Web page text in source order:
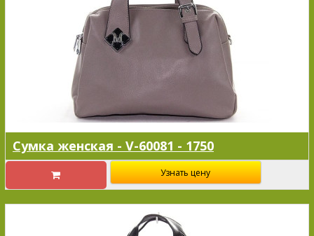
Сумка женская - V-60081 - 1750
Узнать цену